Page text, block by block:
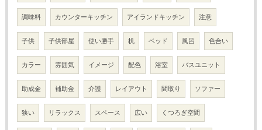
調味料 カウンターキッチン アイランドキッチン 注意
子供 子供部屋 使い勝手 机 ベッド 風呂 色合い
カラー 雰囲気 イメージ 配色 浴室 バスユニット
助成金 補助金 介護 レイアウト 間取り ソファー
狭い リラックス スペース 広い くつろぎ空間